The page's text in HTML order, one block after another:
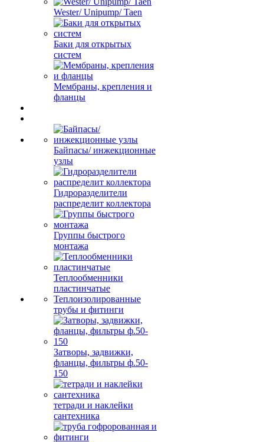
Wester/ Unipump/ Taen
Баки для открытых
систем
Мембраны, крепления и
фланцы
Байпасы/ инжекционные
узлы
Гидроразделители
распределит коллектора
Группы быстрого
монтажа
Теплообменники
пластинчатые
Теплоизолированные
трубы и фитинги
Затворы, задвижки,
фланцы, фильтры ф.50-
150
тетради и наклейки
сантехника